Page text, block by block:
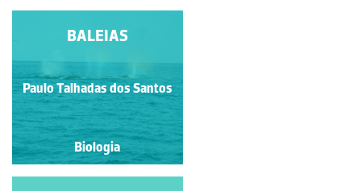
CACHALOTE
Paulo Talhadas dos Santos
Biologia
BALEIAS
Paulo Talhadas dos Santos
Biologia